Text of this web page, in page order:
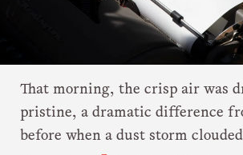
That morning, the crisp air was
pristine, a dramatic difference
before when a dust storm